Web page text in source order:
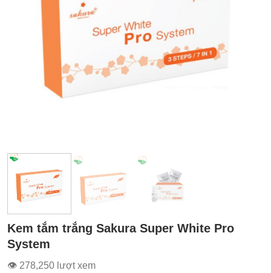
Kem tắm trắng Sakura Super White Pro
System
👁 278,250 lượt xem